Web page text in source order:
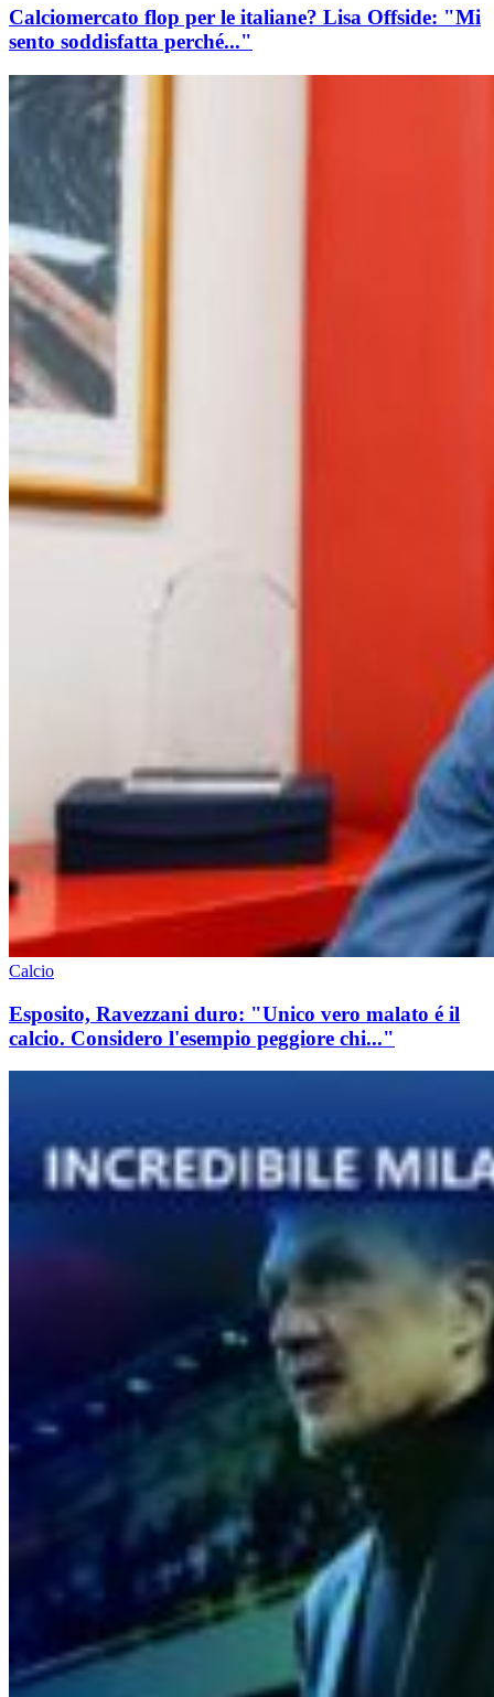
Calciomercato flop per le italiane? Lisa Offside: "Mi
sento soddisfatta perché..."
Calcio
Esposito, Ravezzani duro: "Unico vero malato é il
calcio. Considero l'esempio peggiore chi..."